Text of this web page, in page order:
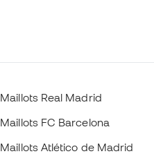
Maillots Real Madrid
Maillots FC Barcelona
Maillots Atlético de Madrid